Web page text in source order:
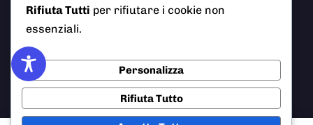
AI Info Privacy Policy Note Legali
Cookie Policy
Rifiuta Tutti per rifiutare i cookie non
essenziali.
Personalizza
Rifiuta Tutto